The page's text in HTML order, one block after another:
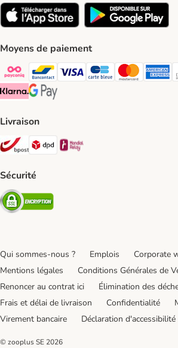
Moyens de paiement
Payconiq Payment Method
bancontact Payment Method
Visa Payment Method
carte bleue Payment
Master card
Klarna Payment Method
Google Pay Payment Method
Livraison
Bpost Shipping Method
DPD Shipping Method
Sécurité
Security
Qui sommes-nous ? Emplois
Corporate
Mentions légales
Conditions Générales de
Renoncer au contrat ici
Élimination des
Frais et délai de livraison
Confidentialité
Virement bancaire
Déclaration d'accessibilité
© zooplus SE 2026